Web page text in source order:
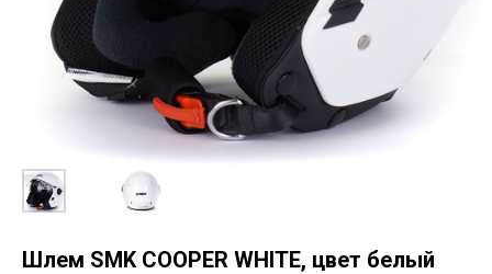
Шлем SMK COOPER WHITE, цвет белый